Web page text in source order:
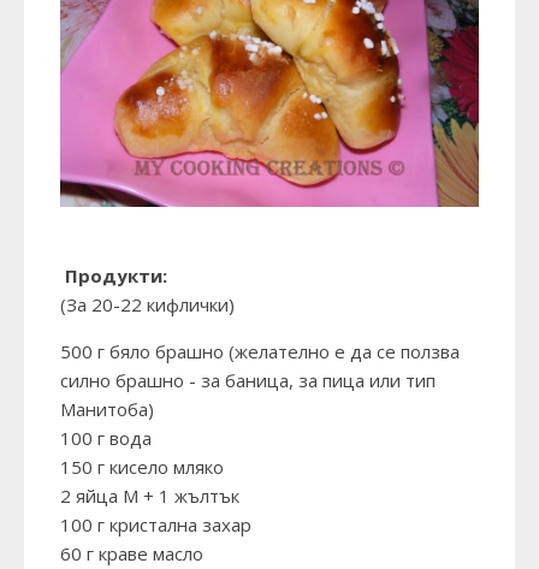
Продукти:
(За 20-22 кифлички)
500 г бяло брашно (желателно е да се ползва
силно брашно - за баница, за пица или тип
Манитоба)
100 г вода
150 г кисело мляко
2 яйца М + 1 жълтък
100 г кристална захар
60 г краве масло